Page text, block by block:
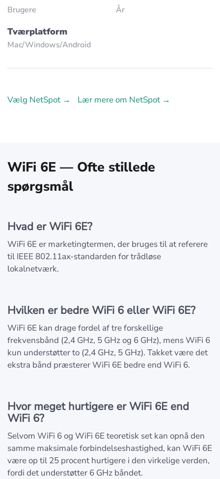
Brugere År
Tværplatform
Mac/Windows/Аndroid
Vælg NetSpot → Lær mere om NetSpot →
WiFi 6E — Ofte stillede
spørgsmål
Hvad er WiFi 6E?
WiFi 6E er marketingtermen, der bruges til at referere
til IEEE 802.11ax-standarden for trådløse
lokalnetværk.
Hvilken er bedre WiFi 6 eller WiFi 6E?
WiFi 6E kan drage fordel af tre forskellige
frekvensbånd (2,4 GHz, 5 GHz og 6 GHz), mens WiFi 6
kun understøtter to (2,4 GHz, 5 GHz). Takket være det
ekstra bånd præsterer WiFi 6E bedre end WiFi 6.
Hvor meget hurtigere er WiFi 6E end
WiFi 6?
Selvom WiFi 6 og WiFi 6E teoretisk set kan opnå den
samme maksimale forbindelseshastighed, kan WiFi 6E
være op til 25 procent hurtigere i den virkelige verden,
fordi det understøtter 6 GHz båndet.